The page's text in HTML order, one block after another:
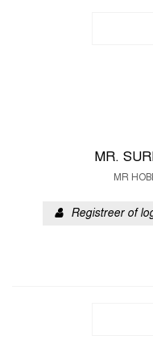
MR.
MR
Registreer of